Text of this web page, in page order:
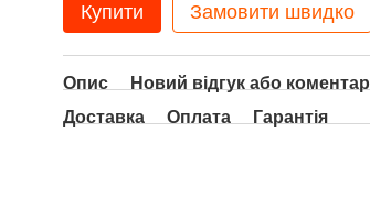
Купити Замовити швидко
Опис
Новий відгук або коментар
Доставка
Оплата Гарантія